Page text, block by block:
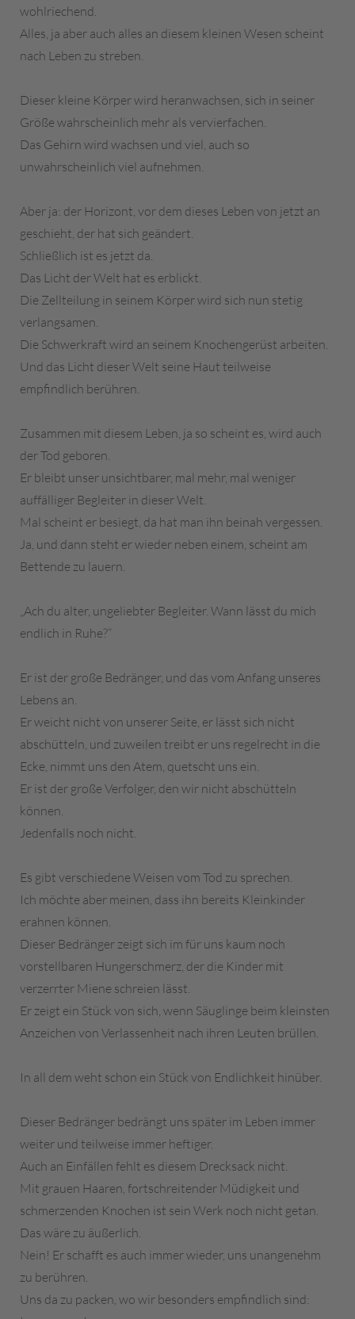
wohlriechend.
Alles, ja aber auch alles an diesem kleinen Wesen scheint
nach Leben zu streben.
Dieser kleine Körper wird heranwachsen, sich in seiner
Größe wahrscheinlich mehr als vervierfachen.
Das Gehirn wird wachsen und viel, auch so
unwahrscheinlich viel aufnehmen.
Aber ja: der Horizont, vor dem dieses Leben von jetzt an
geschieht, der hat sich geändert.
Schließlich ist es jetzt da.
Das Licht der Welt hat es erblickt.
Die Zellteilung in seinem Körper wird sich nun stetig
verlangsamen.
Die Schwerkraft wird an seinem Knochengerüst arbeiten.
Und das Licht dieser Welt seine Haut teilweise
empfindlich berühren.
Zusammen mit diesem Leben, ja so scheint es, wird auch
der Tod geboren.
Er bleibt unser unsichtbarer, mal mehr, mal weniger
auffälliger Begleiter in dieser Welt.
Mal scheint er besiegt, da hat man ihn beinah vergessen.
Ja, und dann steht er wieder neben einem, scheint am
Bettende zu lauern.
„Ach du alter, ungeliebter Begleiter. Wann lässt du mich
endlich in Ruhe?“
Er ist der große Bedränger, und das vom Anfang unseres
Lebens an.
Er weicht nicht von unserer Seite, er lässt sich nicht
abschütteln, und zuweilen treibt er uns regelrecht in die
Ecke, nimmt uns den Atem, quetscht uns ein.
Er ist der große Verfolger, den wir nicht abschütteln
können.
Jedenfalls noch nicht.
Es gibt verschiedene Weisen vom Tod zu sprechen.
Ich möchte aber meinen, dass ihn bereits Kleinkinder
erahnen können.
Dieser Bedränger zeigt sich im für uns kaum noch
vorstellbaren Hungerschmerz, der die Kinder mit
verzerrter Miene schreien lässt.
Er zeigt ein Stück von sich, wenn Säuglinge beim kleinsten
Anzeichen von Verlassenheit nach ihren Leuten brüllen.
In all dem weht schon ein Stück von Endlichkeit hinüber.
Dieser Bedränger bedrängt uns später im Leben immer
weiter und teilweise immer heftiger.
Auch an Einfällen fehlt es diesem Drecksack nicht.
Mit grauen Haaren, fortschreitender Müdigkeit und
schmerzenden Knochen ist sein Werk noch nicht getan.
Das wäre zu äußerlich.
Nein! Er schafft es auch immer wieder, uns unangenehm
zu berühren.
Uns da zu packen, wo wir besonders empfindlich sind: